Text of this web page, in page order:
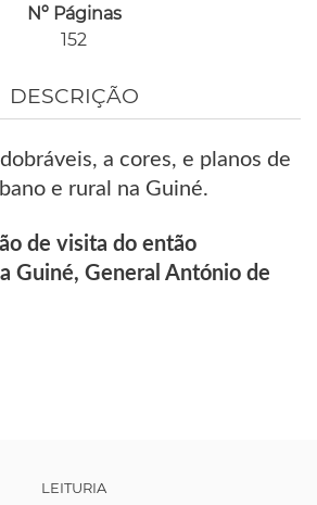
Nº Páginas
152
DESCRIÇÃO
a cores, e planos de
e rural na Guiné.
de visita do então
Guiné, General António de
LEITURIA